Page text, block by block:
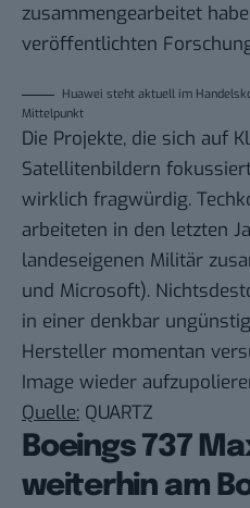
zusammengearbeitet
veröffentlichten
Huawei steht aktuell im
Mittelpunkt
Die Projekte, die sich auf
Satellitenbildern
wirklich fragwürdig.
arbeiteten in den letzten
landeseigenen Militär
und Microsoft).
in einer denkbar
Hersteller momentan
Image wieder
Quelle: QUARTZ
Boeings 737
weiterhin am